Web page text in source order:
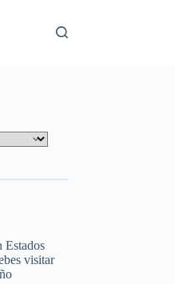
Estados
visitar